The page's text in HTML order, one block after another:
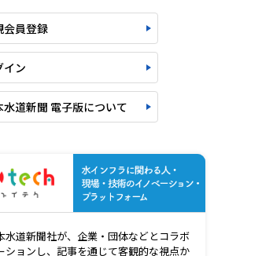
会員登録
イン
水道新聞 電子版について
水道新聞社が、企業・団体などとコラボ
ションし、記事を通じて客観的な視点か